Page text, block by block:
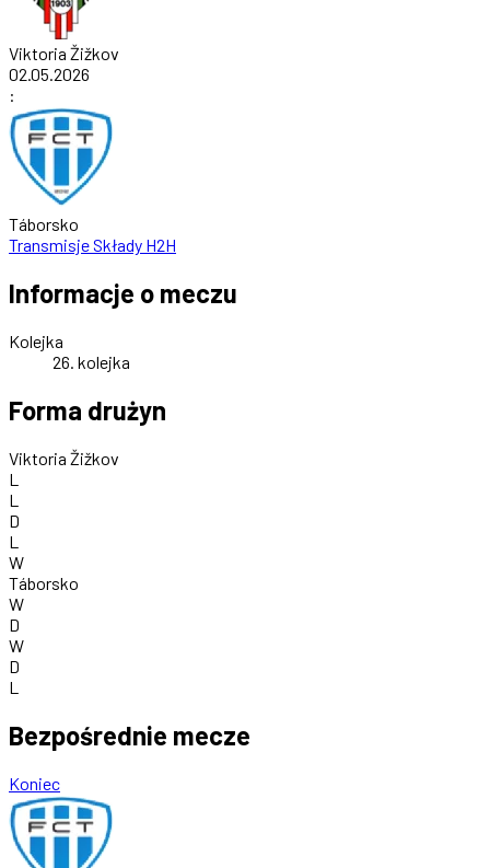
Viktoria Žižkov
02.05.2026
:
Táborsko
TransmisjeSkłady H2H
Informacje o meczu
Kolejka
26. kolejka
Forma drużyn
Viktoria Žižkov
L
L
D
L
W
Táborsko
W
D
W
D
L
Bezpośrednie mecze
Koniec